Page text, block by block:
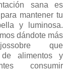
sana es
mantener tu
y luminosa.
dándote más
que
alimentos y
consumir